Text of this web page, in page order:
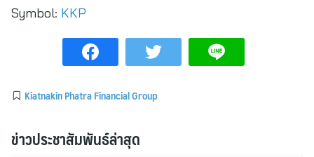
Symbol: KKP
Kiatnakin Phatra Financial Group
ข่าวประชาสัมพันธ์ล่าสุด